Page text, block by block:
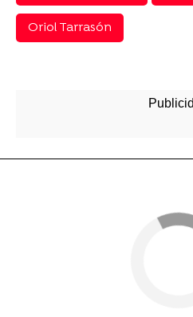
Oriol Tarrasón